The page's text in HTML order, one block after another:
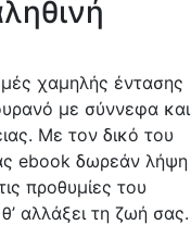
χαμηλής έντασης
με σύννεφα και
Με τον δικό του
ebook δωρεάν λήψη
προθυμίες του
αλλάξει τη ζωή σας.